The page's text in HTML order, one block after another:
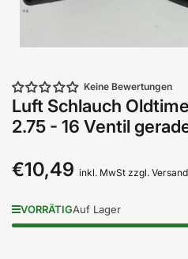
Keine Bewertungen
Luft Schlauch
2.75 - 16 Ventil
Normaler
€10,49 inkl. MwSt zzgl.
VORRÄTIGAuf Lager